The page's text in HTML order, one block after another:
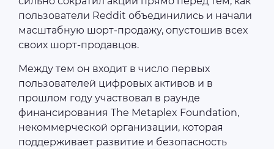
пользователи Reddit объединились и начали
масштабную шорт-продажу, опустошив всех
своих шорт-продавцов.
Между тем он входит в число первых
пользователей цифровых активов и в
прошлом году участвовал в раунде
финансирования The Metaplex Foundation,
некоммерческой организации, которая
поддерживает развитие и безопасность